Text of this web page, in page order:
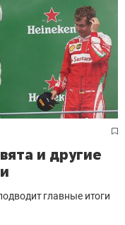
и другие
главные итоги